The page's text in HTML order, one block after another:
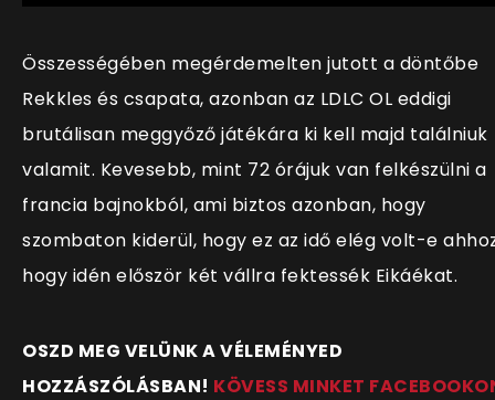
Összességében megérdemelten jutott a döntőbe
Rekkles és csapata, azonban az LDLC OL eddigi
brutálisan meggyőző játékára ki kell majd találniuk
valamit. Kevesebb, mint 72 órájuk van felkészülni a
francia bajnokból, ami biztos azonban, hogy
szombaton kiderül, hogy ez az idő elég volt-e
hogy idén először két vállra fektessék Eikáékat.
OSZD MEG VELÜNK A VÉLEMÉNYED
HOZZÁSZÓLÁSBAN! KÖVESS MINKET